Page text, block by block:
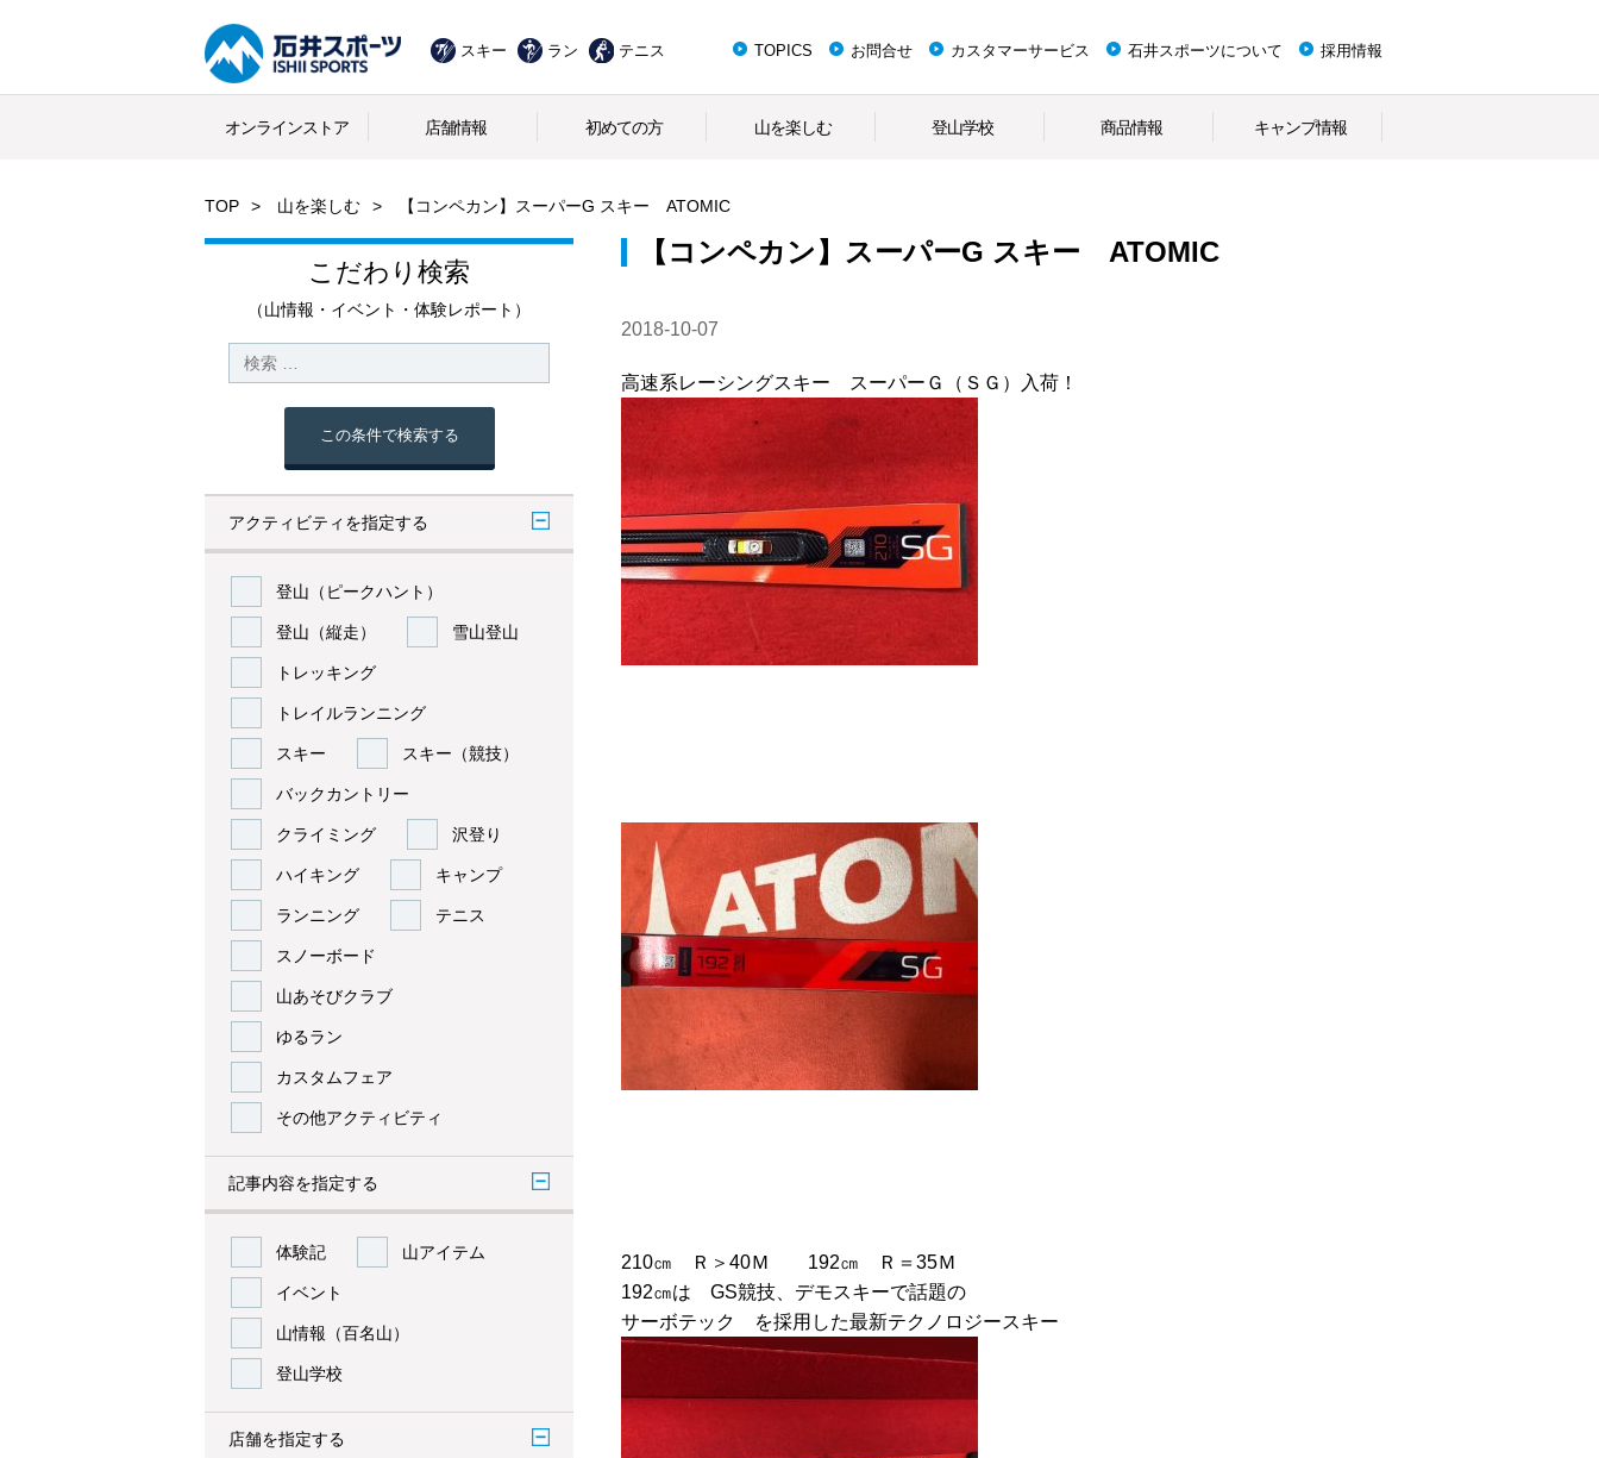
スキー ラン テニス TOPICS お問合せ カスタマーサービス 石井スポーツについて 採用情報
オンラインストア 店舗情報 初めての方 山を楽しむ 登山学校 商品情報 キャンプ情報
TOP 山を楽しむ 【コンペカン】スーパーG スキー ATOMIC
こだわり検索
（山情報・イベント・体験レポート）
この条件で検索する
アクティビティを指定する
登山（ピークハント）
登山（縦走） 雪山登山
トレッキング
トレイルランニング
スキー スキー（競技）
バックカントリー
クライミング 沢登り
ハイキング キャンプ
ランニング テニス
スノーボード
山あそびクラブ
ゆるラン
カスタムフェア
その他アクティビティ
記事内容を指定する
体験記 山アイテム
イベント
山情報（百名山）
登山学校
店舗を指定する
【コンペカン】スーパーG スキー ATOMIC
2018-10-07
高速系レーシングスキー スーパーＧ（ＳＧ）入荷！
210㎝ Ｒ＞40Ｍ 192㎝ Ｒ＝35Ｍ
192㎝は GS競技、デモスキーで話題の
サーボテック を採用した最新テクノロジースキー